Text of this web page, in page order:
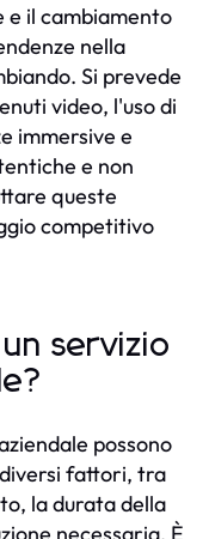
e il cambiamento
nella
Si prevede
video, l'uso di
immersive e
e non
queste
competitivo
servizio
possono
fattori, tra
la durata della